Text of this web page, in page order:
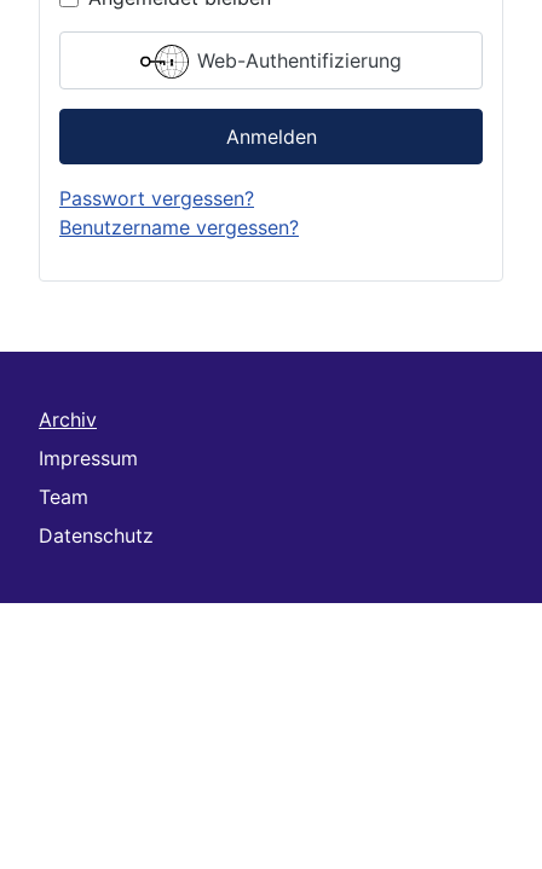
Web-Authentifizierung
Anmelden
Passwort vergessen?
Benutzername vergessen?
Archiv
Impressum
Team
Datenschutz